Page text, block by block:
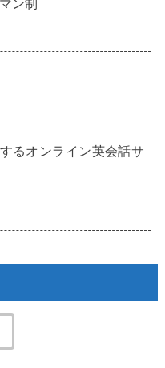
ン制
るオンライン英会話サ